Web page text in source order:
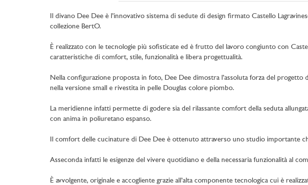
Il divano Dee Dee è l’innovativo sistema di sedute di design firmato Castello
collezione BertO.
È realizzato con le tecnologie più sofisticate ed è frutto del lavoro congiunto con
caratteristiche di comfort, stile, funzionalità e libera progettualità.
Nella configurazione proposta in foto, Dee Dee dimostra l’assoluta forza del progetto
nella versione small e rivestita in pelle Douglas colore piombo.
La meridienne infatti permette di godere sia del rilassante comfort della seduta
con anima in poliuretano espanso.
Il comfort delle cucinature di Dee Dee è ottenuto attraverso uno studio importante
Asseconda infatti le esigenze del vivere quotidiano e della necessaria funzionalità al
È avvolgente, originale e accogliente grazie all’alta componente tecnologica cui è